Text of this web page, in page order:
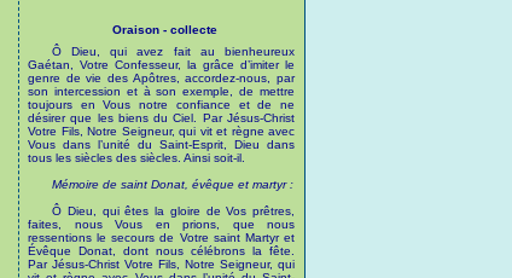
Oraison - collecte
Ô Dieu, qui avez fait au bienheureux
Gaétan, Votre Confesseur, la grâce d’imiter le
genre de vie des Apôtres, accordez-nous, par
son intercession et à son exemple, de mettre
toujours en Vous notre confiance et de ne
désirer que les biens du Ciel. Par Jésus-Christ
Votre Fils, Notre Seigneur, qui vit et règne avec
Vous dans l’unité du Saint-Esprit, Dieu dans
tous les siècles des siècles. Ainsi soit-il.
Mémoire de saint Donat, évêque et martyr :
Ô Dieu, qui êtes la gloire de Vos prêtres,
faites, nous Vous en prions, que nous
ressentions le secours de Votre saint Martyr et
Évêque Donat, dont nous célébrons la fête.
Par Jésus-Christ Votre Fils, Notre Seigneur, qui